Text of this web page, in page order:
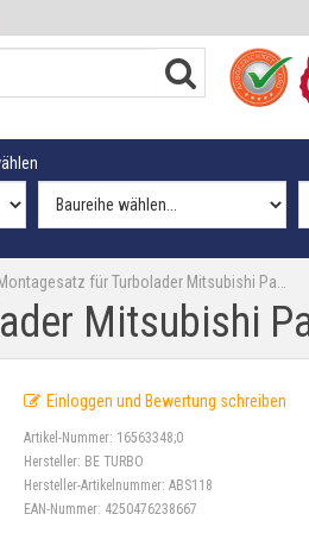
für Turbolader Mitsubishi Pa…
Mitsubishi
Einloggen und Bewertung schreiben
Artikel-Nummer: 16563348;0
Hersteller: BE TURBO
Hersteller-Artikelnummer:ABS118
EAN-Nummer: 4250476238667